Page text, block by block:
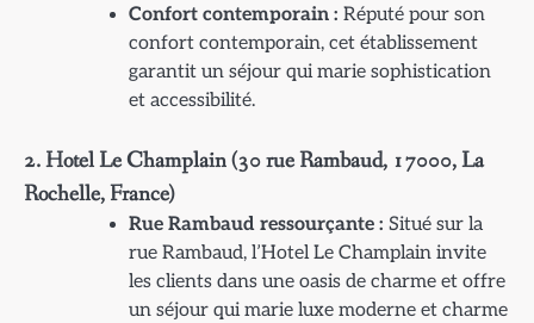
Confort contemporain : Réputé pour son
confort contemporain, cet établissement
garantit un séjour qui marie sophistication
et accessibilité.
2. Hotel Le Champlain (30 rue Rambaud, 17000, La
Rochelle, France)
Rue Rambaud ressourçante : Situé sur la
rue Rambaud, l’Hotel Le Champlain invite
les clients dans une oasis de charme et offre
un séjour qui marie luxe moderne et charme